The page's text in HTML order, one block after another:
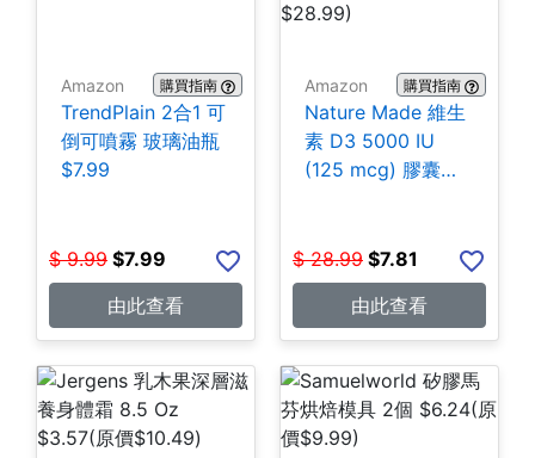
Amazon 購買指南
TrendPlain 2合1 可
倒可噴霧 玻璃油瓶
$7.99
$ 9.99 $7.99
由此查看
Amazon 購買指南
Nature Made 維生
素 D3 5000 IU
(125 mcg) 膠囊
$ 28.99 $7.81
由此查看